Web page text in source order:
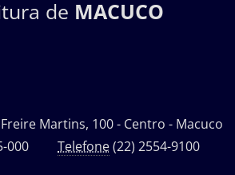
de MACUCO
Martins, 100 - Centro - Macuco
000 Telefone(22) 2554-9100